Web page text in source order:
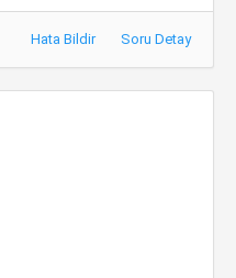
Hata Bildir Soru Detay